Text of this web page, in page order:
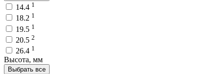
14.4 1
18.2 1
19.5 1
20.5 2
26.4 1
Высота, мм
Выбрать все